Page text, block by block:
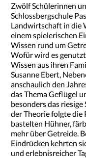
Zwölf Schülerinnen
Schlossbergschule
Landwirtschaft in die
einem spielerischen
Wissen rund um
Wofür wird es
Wissen aus ihren
Susanne Ebert,
anschaulich den
das Thema Geflügel
besonders das
der Theorie folgte die
bastelten Hühner,
mehr über Getreide.
Eindrücken kehrten
und erlebnisreicher